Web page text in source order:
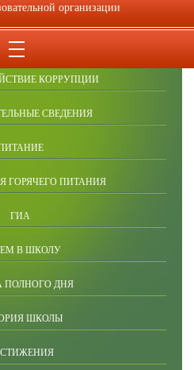
ГРАЖДАН
КОРРУПЦИИ
СВЕДЕНИЯ
ГОРЯЧЕГО ПИТАНИЯ
ГИА
В ШКОЛУ
ПОЛНОГО ДНЯ
ШКОЛЫ
организации